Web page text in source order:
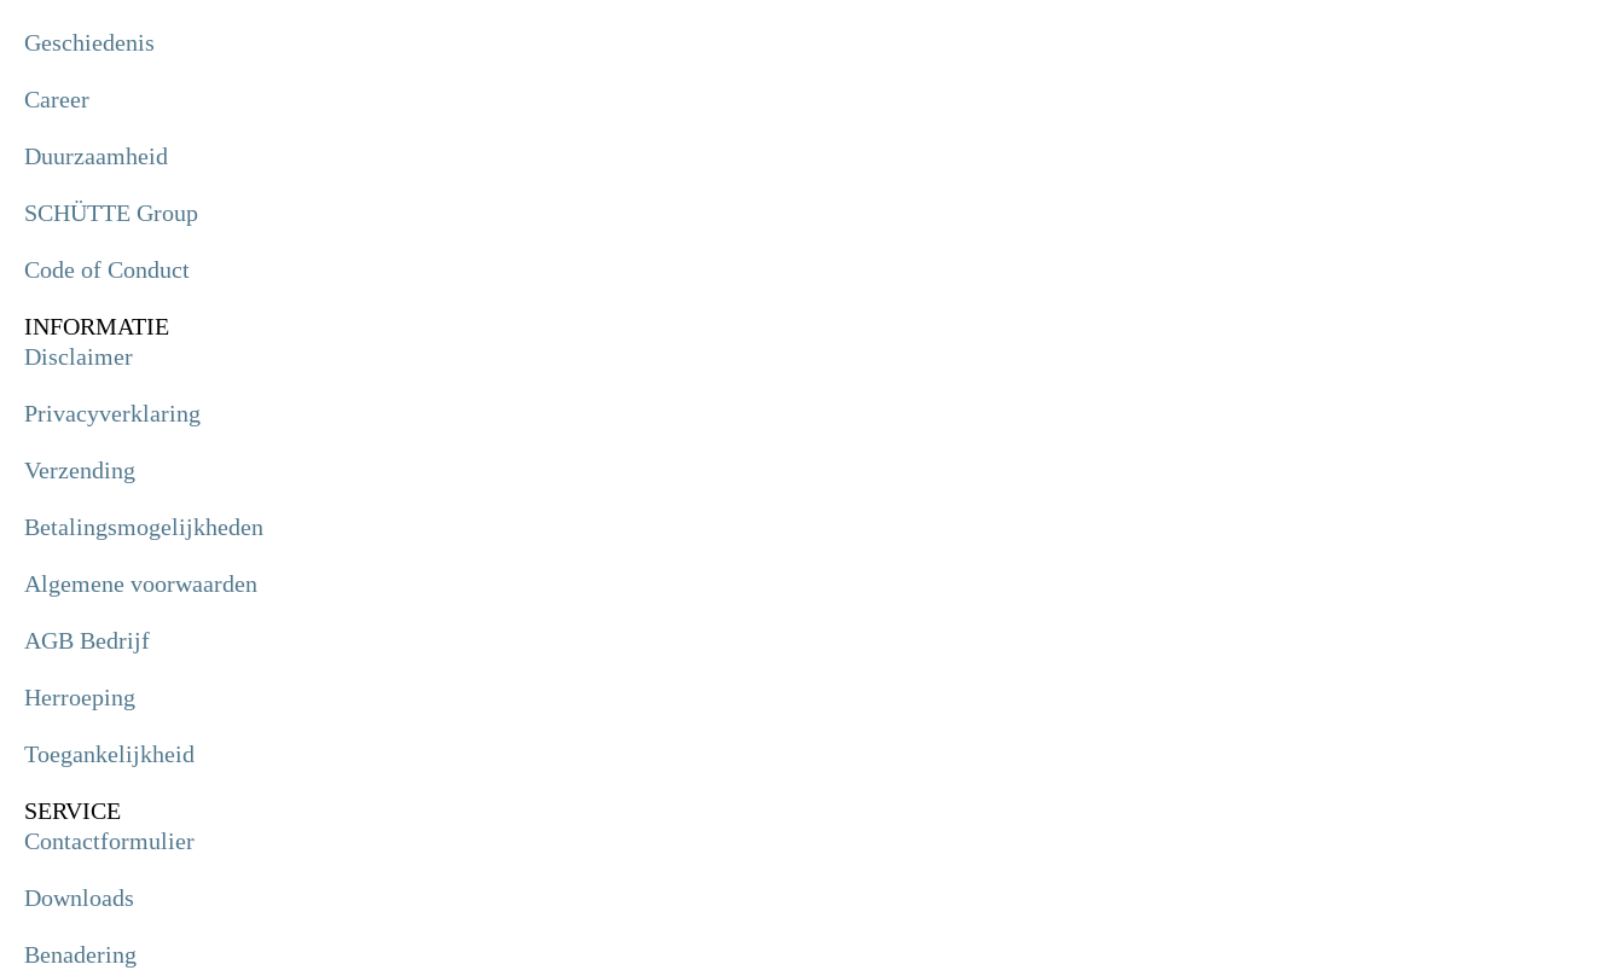
Geschiedenis
Career
Duurzaamheid
SCHÜTTE Group
Code of Conduct
INFORMATIE
Disclaimer
Privacyverklaring
Verzending
Betalingsmogelijkheden
Algemene voorwaarden
AGB Bedrijf
Herroeping
Toegankelijkheid
SERVICE
Contactformulier
Downloads
Benadering